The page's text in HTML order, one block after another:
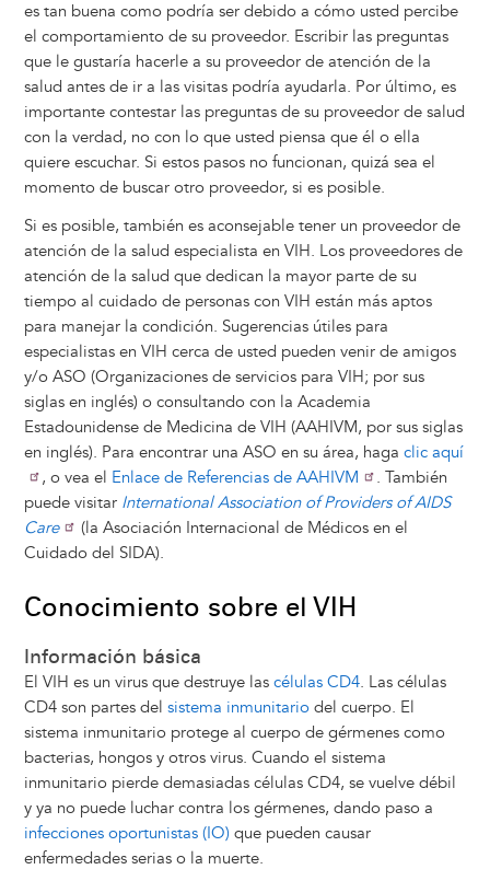
es tan buena como podría ser debido a cómo usted percibe
el comportamiento de su proveedor. Escribir las preguntas
que le gustaría hacerle a su proveedor de atención de la
salud antes de ir a las visitas podría ayudarla. Por último, es
importante contestar las preguntas de su proveedor de salud
con la verdad, no con lo que usted piensa que él o ella
quiere escuchar. Si estos pasos no funcionan, quizá sea el
momento de buscar otro proveedor, si es posible.
Si es posible, también es aconsejable tener un proveedor de
atención de la salud especialista en VIH. Los proveedores de
atención de la salud que dedican la mayor parte de su
tiempo al cuidado de personas con VIH están más aptos
para manejar la condición. Sugerencias útiles para
especialistas en VIH cerca de usted pueden venir de amigos
y/o ASO (Organizaciones de servicios para VIH; por sus
siglas en inglés) o consultando con la Academia
Estadounidense de Medicina de VIH (AAHIVM, por sus siglas
en inglés). Para encontrar una ASO en su área, haga clic aquí
, o vea el Enlace de Referencias de AAHIVM
. También
puede visitar International Association of Providers of AIDS
Care
(la Asociación Internacional de Médicos en el
Cuidado del SIDA).
Conocimiento sobre el VIH
Información básica
El VIH es un virus que destruye las células CD4. Las células
CD4 son partes del sistema inmunitariodel cuerpo. El
sistema inmunitario protege al cuerpo de gérmenes como
bacterias, hongos y otros virus. Cuando el sistema
inmunitario pierde demasiadas células CD4, se vuelve débil
y ya no puede luchar contra los gérmenes, dando paso a
infecciones oportunistas (IO) que pueden causar
enfermedades serias o la muerte.